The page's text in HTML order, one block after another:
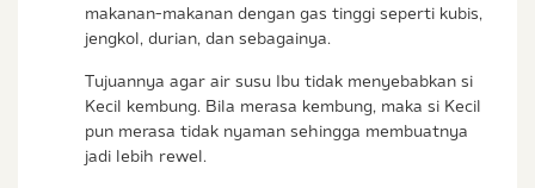
makanan-makanan dengan gas tinggi seperti kubis,
jengkol, durian, dan sebagainya.
Tujuannya agar air susu Ibu tidak menyebabkan si
Kecil kembung. Bila merasa kembung, maka si Kecil
pun merasa tidak nyaman sehingga membuatnya
jadi lebih rewel.